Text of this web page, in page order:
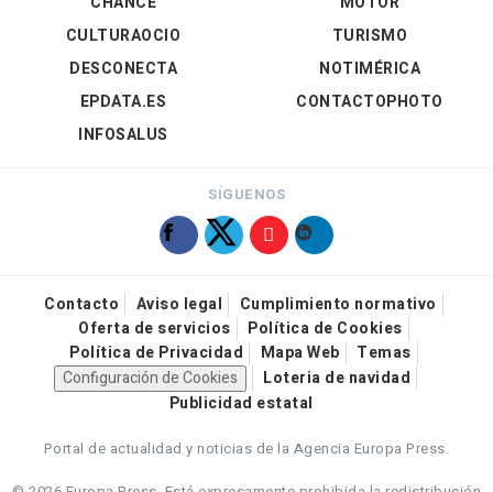
CULTURAOCIO
DESCONECTA
EPDATA.ES
INFOSALUS
TURISMO
NOTIMÉRICA
CONTACTOPHOTO
SÍGUENOS
Contacto Aviso legal
Cumplimiento normativo
Oferta de servicios
Política de Cookies
Política de Privacidad
Mapa Web
Temas
Configuración de Cookies
Loteria de navidad
Publicidad estatal
Portal de actualidad y noticias de la Agencia Europa Press.